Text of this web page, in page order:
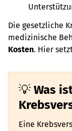
Die gesetzliche
medizinische
Kosten. Hier
Was
Eine